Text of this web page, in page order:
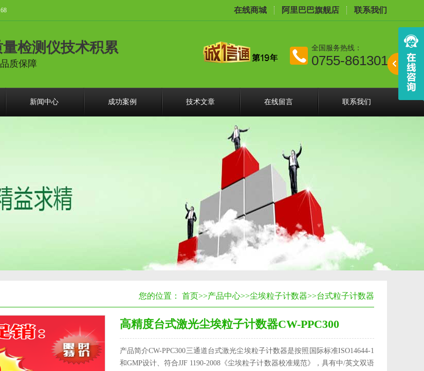
在线商城 阿里巴巴旗舰店 联系我们
检测仪技术积累
质保障
全国服务热线：
0755-86130168
新闻中心 成功案例 技术文章 在线留言 联系我们
您的位置： 首页>>产品中心>>尘埃粒子计数器>>台式粒子计数器
高精度台式激光尘埃粒子计数器CW-PPC300
产品简介CW-PPC300三通道台式激光尘埃粒子计数器是按照国际标准ISO14644-1
和GMP设计、符合JJF 1190-2008《尘埃粒子计数器校准规范》，具有中/英文双语